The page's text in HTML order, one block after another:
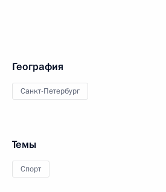
География
Санкт-Петербург
Темы
Спорт